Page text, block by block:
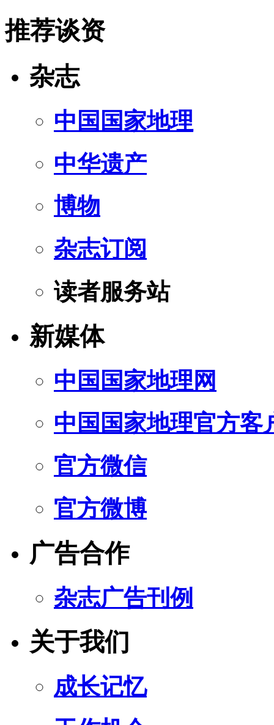
推荐谈资
杂志
中国国家地理
中华遗产
博物
杂志订阅
读者服务站
新媒体
中国国家地理网
中国国家地理官方客
官方微信
官方微博
广告合作
杂志广告刊例
关于我们
成长记忆